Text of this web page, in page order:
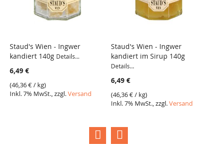
VERGLEICH
Staud's Wien - Ingwer
kandiert 140g Details...
6,49 €
(46,36 €/ kg)
Inkl. 7% MwSt., zzgl.Versand
VERGLEICH
Staud's Wien - Ingwer
kandiert im Sirup 140g
Details...
6,49 €
(46,36 €/ kg)
Inkl. 7% MwSt., zzgl.Versand